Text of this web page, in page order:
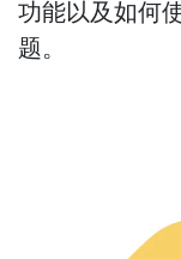
功能以及如何
题。